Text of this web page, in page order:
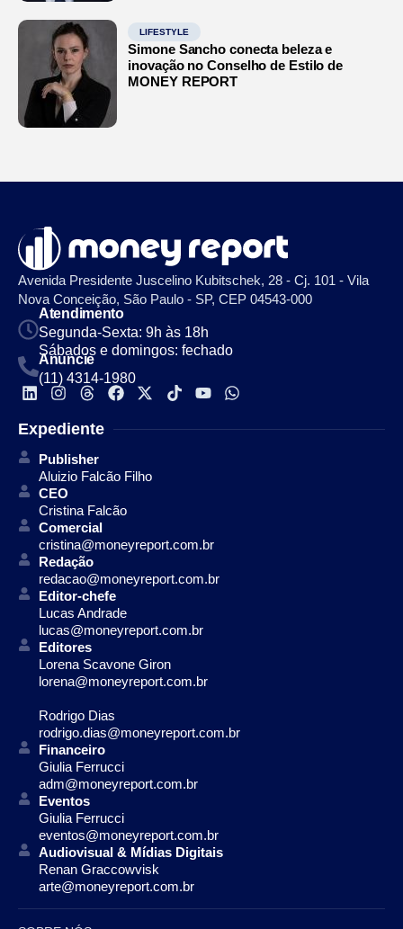
LIFESTYLE
Simone Sancho conecta beleza e
inovação no Conselho de Estilo de
MONEY REPORT
Avenida Presidente Juscelino Kubitschek, 28 - Cj. 101 - Vila
Nova Conceição, São Paulo - SP, CEP 04543-000
Atendimento
Segunda-Sexta: 9h às 18h
Sábados e domingos: fechado
Anuncie
(11) 4314-1980
Expediente
Publisher
Aluizio Falcão Filho
CEO
Cristina Falcão
Comercial
cristina@moneyreport.com.br
Redação
redacao@moneyreport.com.br
Editor-chefe
Lucas Andrade
lucas@moneyreport.com.br
Editores
Lorena Scavone Giron
lorena@moneyreport.com.br
Rodrigo Dias
rodrigo.dias@moneyreport.com.br
Financeiro
Giulia Ferrucci
adm@moneyreport.com.br
Eventos
Giulia Ferrucci
eventos@moneyreport.com.br
Audiovisual & Mídias Digitais
Renan Graccowvisk
arte@moneyreport.com.br